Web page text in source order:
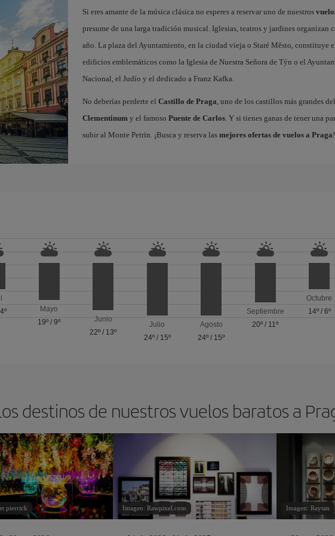
Si eres amante de la música clásica no esperes a reservar uno de nuestros
presume de una larga tradición musical. Iglesias, teatros y jardines organizan
año. La plaza del Ayuntamiento, en la ciudad vieja o Staré Město, constituye
edificios emblemáticos como la Iglesia de Nuestra Señora de Týn o el
Nacional, el Judío y el dedicado a Franz Kafka.
No deberías perderte el Castillo de Praga, uno de los castillos más grandes
Clementinumy el famoso Puente de Carlos. Y si tienes ganas de tener una
subir al Monte Petrin. ¡Busca y reserva las mejores ofertas de vuelos a Praga!
4º
Mayo
19º /9º
Junio
22º / 13º
Julio
24º/ 15º
Agosto
24º / 15º
Septiembre
20º / 11º
Octubre
14º/ 6º
destinos de nuestros vuelos baratos a
pierrick Imagen: Rawpixel.com Imagen: Raytan